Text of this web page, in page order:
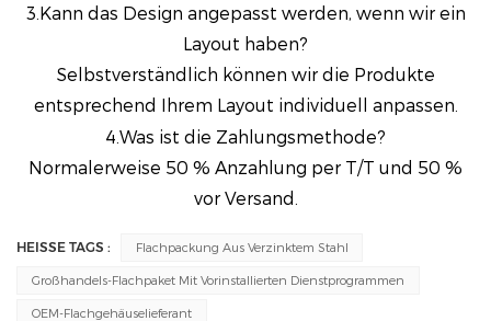
3.Kann das Design angepasst werden, wenn wir ein
Layout haben?
Selbstverständlich können wir die Produkte
entsprechend Ihrem Layout individuell anpassen.
4.Was ist die Zahlungsmethode?
Normalerweise 50 % Anzahlung per T/T und 50 %
vor Versand.
HEISSE TAGS : Flachpackung Aus Verzinktem Stahl
Großhandels-Flachpaket Mit Vorinstallierten Dienstprogrammen
OEM-Flachgehäuselieferant